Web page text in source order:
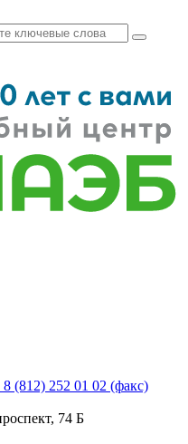
8 (812) 252 01 02 (факс)
74 Б